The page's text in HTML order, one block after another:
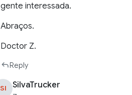
gente interessada.
Abraços.
Doctor Z.
Reply
SI SilvaTrucker